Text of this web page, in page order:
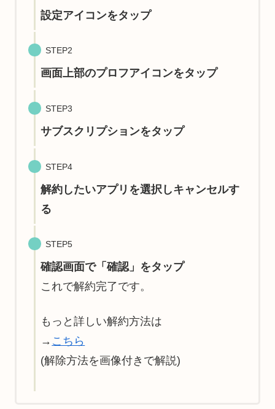
設定アイコンをタップ
STEP2
画面上部のプロフアイコンをタップ
STEP3
サブスクリプションをタップ
STEP4
解約したいアプリを選択しキャンセルす
る
STEP5
確認画面で「確認」をタップ
これで解約完了です。
もっと詳しい解約方法は
→ こちら
(解除方法を画像付きで解説)